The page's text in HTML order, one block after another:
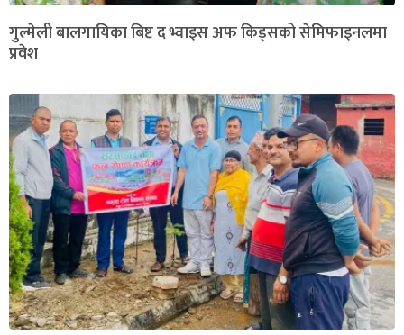
गुल्मेली बालगायिका बिष्ट द भ्वाइस अफ किड्सको सेमिफाइनलमा
प्रवेश